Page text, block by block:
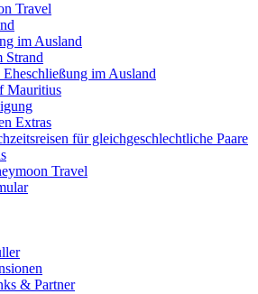
Travel
im Ausland
Strand
im Ausland
Mauritius
Extras
für gleichgeschlechtliche Paare
Travel
& Partner